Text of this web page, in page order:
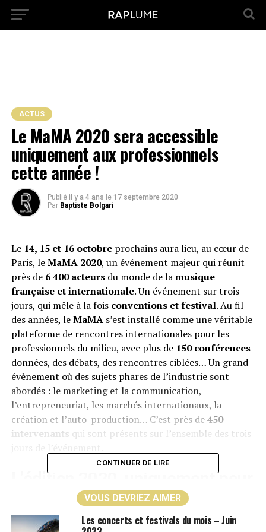
ACTUS
Le MaMA 2020 sera accessible
uniquement aux professionnels
cette année !
Publié il y a 4 ans le 17 septembre 2020
Par Baptiste Bolgari
Le 14, 15 et 16 octobreprochains aura lieu, au cœur de
Paris, leMaMA 2020, un événement majeur qui réunit
près de 6 400 acteursdu monde de lamusique
française et internationale. Un événement sur trois
jours, qui mêle à la fois conventions et festival. Au fil
des années, leMaMAs’est installé comme une véritable
plateforme de rencontres internationales pour les
professionnels du milieu, avec plus de 150 conférences
données, des débats, des rencontres ciblées… Un grand
évènement où des sujets phares de l’industrie sont
abordés : le marketing et la communication,
l’entrepreneuriat, les marchés internationaux, la
création et l’auto-production… C’est près de450
intervenants qui sont présents sur l’ensemble des trois
L’édition 2020, uniquement pour
les professionnels
En raison de la situation sanitaire, cette année, le
CONTINUER DE LIRE
VOUS DEVRIEZ AIMER
Les concerts et festivals du mois – Juin